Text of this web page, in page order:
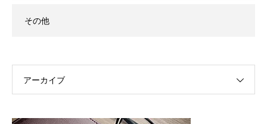
その他
アーカイブ